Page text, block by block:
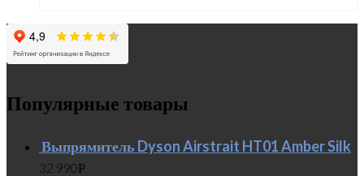
Популярные товары
Выпрямитель Dyson Airstrait HT01 Amber Silk
32 990Р